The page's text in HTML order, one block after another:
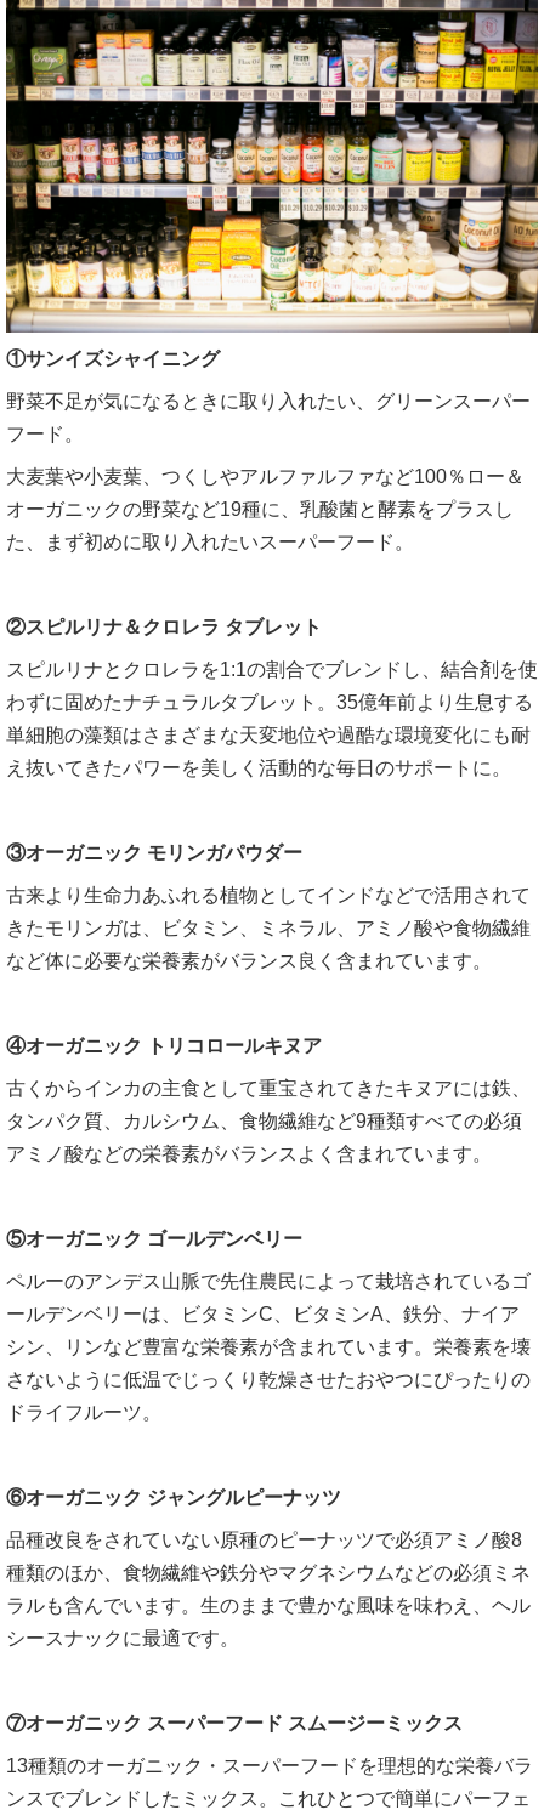
①サンイズシャイニング
野菜不足が気になるときに取り入れたい、グリーンスーパー
フード。
大麦葉や小麦葉、つくしやアルファルファなど100％ロー＆
オーガニックの野菜など19種に、乳酸菌と酵素をプラスし
た、まず初めに取り入れたいスーパーフード。
②スピルリナ＆クロレラ タブレット
スピルリナとクロレラを1:1の割合でブレンドし、結合剤を使
わずに固めたナチュラルタブレット。35億年前より生息する
単細胞の藻類はさまざまな天変地位や過酷な環境変化にも耐
え抜いてきたパワーを美しく活動的な毎日のサポートに。
③オーガニック モリンガパウダー
古来より生命力あふれる植物としてインドなどで活用されて
きたモリンガは、ビタミン、ミネラル、アミノ酸や食物繊維
など体に必要な栄養素がバランス良く含まれています。
④オーガニック トリコロールキヌア
古くからインカの主食として重宝されてきたキヌアには鉄、
タンパク質、カルシウム、食物繊維など9種類すべての必須
アミノ酸などの栄養素がバランスよく含まれています。
⑤オーガニック ゴールデンベリー
ペルーのアンデス山脈で先住農民によって栽培されているゴ
ールデンベリーは、ビタミンC、ビタミンA、鉄分、ナイア
シン、リンなど豊富な栄養素が含まれています。栄養素を壊
さないように低温でじっくり乾燥させたおやつにぴったりの
ドライフルーツ。
⑥オーガニック ジャングルピーナッツ
品種改良をされていない原種のピーナッツで必須アミノ酸8
種類のほか、食物繊維や鉄分やマグネシウムなどの必須ミネ
ラルも含んでいます。生のままで豊かな風味を味わえ、ヘル
シースナックに最適です。
⑦オーガニック スーパーフード スムージーミックス
13種類のオーガニック・スーパーフードを理想的な栄養バラ
ンスでブレンドしたミックス。これひとつで簡単にパーフェ